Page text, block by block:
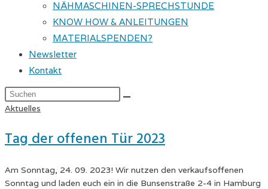
NÄHMASCHINEN-SPRECHSTUNDE
KNOW HOW & ANLEITUNGEN
MATERIALSPENDEN?
Newsletter
Kontakt
Aktuelles
Tag der offenen Tür 2023
Am Sonntag, 24. 09. 2023! Wir nutzen den verkaufsoffenen
Sonntag und laden euch ein in die Bunsenstraße 2-4 in Hamburg